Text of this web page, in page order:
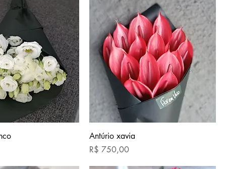
Antúrio xavia
Preço
R$ 750,00